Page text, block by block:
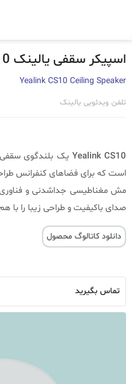
اسپیکر سقفی یالینک CS10
Yealink CS10 Ceiling Speaker
تلفن ویدئویی یالینک
Yealink CS10 یک بلندگوی
است که برای فضاهای کنفرانس
صدای باکیفیت و طراحی زیبا را با
دانلود کاتالوگ محصول
تماس بگیرید